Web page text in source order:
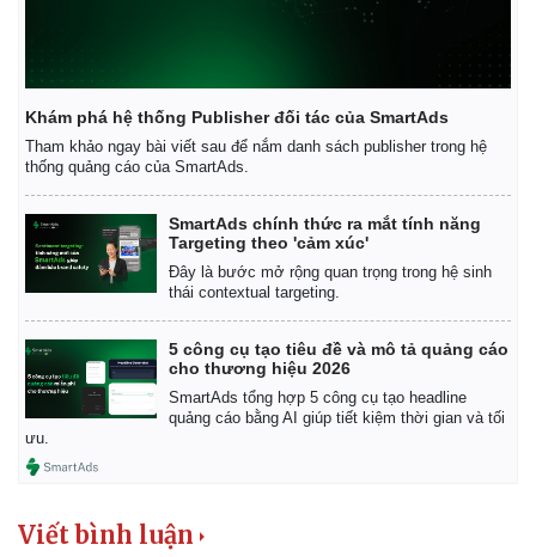
Bất động sản
Khởi nghiệp
Thị trường
Giá vàng
Tiêu dùng
Khám phá hệ thống Publisher đối tác của SmartAds
Tham khảo ngay bài viết sau để nắm danh sách publisher trong hệ
thống quảng cáo của SmartAds.
SmartAds chính thức ra mắt tính năng
Targeting theo 'cảm xúc'
Đây là bước mở rộng quan trọng trong hệ sinh
thái contextual targeting.
5 công cụ tạo tiêu đề và mô tả quảng cáo
cho thương hiệu 2026
SmartAds tổng hợp 5 công cụ tạo headline
quảng cáo bằng AI giúp tiết kiệm thời gian và tối
ưu.
Viết bình luận